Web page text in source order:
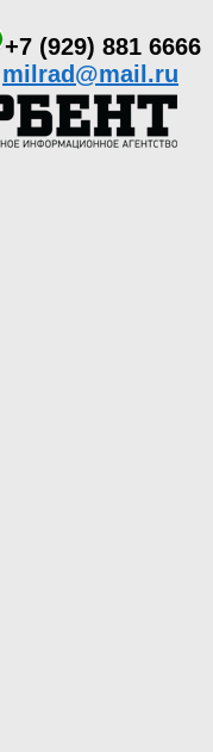
+7 (929) 881 6666
milrad@mail.ru